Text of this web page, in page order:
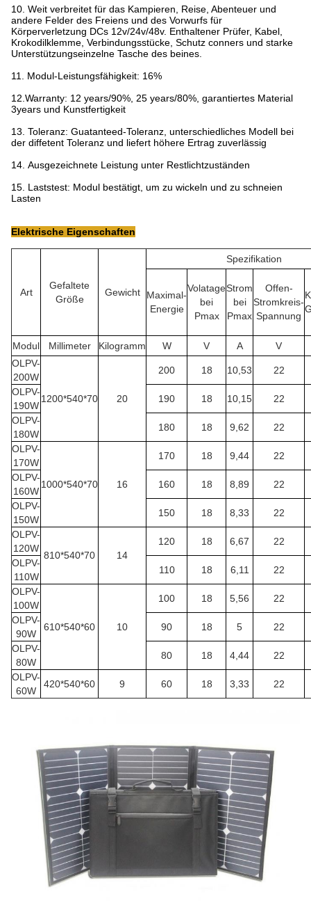
10. Weit verbreitet für das Kampieren, Reise, Abenteuer und
andere Felder des Freiens und des Vorwurfs für
Körperverletzung DCs 12v/24v/48v. Enthaltener Prüfer, Kabel,
Krokodilklemme, Verbindungsstücke, Schutz conners und starke
Unterstützungseinzelne Tasche des beines.
11. Modul-Leistungsfähigkeit: 16%
12.Warranty: 12 years/90%, 25 years/80%, garantiertes Material
3years und Kunstfertigkeit
13. Toleranz: Guatanteed-Toleranz, unterschiedliches Modell bei
der diffetent Toleranz und liefert höhere Ertrag zuverlässig
14. Ausgezeichnete Leistung unter Restlichtzuständen
15. Laststest: Modul bestätigt, um zu wickeln und zu schneien
Lasten
Elektrische Eigenschaften
Art
Gefaltete
Größe
Gewicht
Spezifikation
Maximal-
Energie
Volatage
bei
Pmax
Strom
bei
Pmax
Offen-
Stromkreis-
Spannung
Modul Millimeter Kilogramm W V A
V
OLPV-
200W
1200*540*70
20
200 18 10,53
22
OLPV-
190W
190 18 10,15
22
OLPV-
180W
180 18 9,62
22
OLPV-
170W
1000*540*70
16
170 18 9,44
22
OLPV-
160W
160 18 8,89
22
OLPV-
150W
150 18 8,33
22
OLPV-
120W
810*540*70 14
120 18 6,67
22
OLPV-
110W
110 18 6,11
22
OLPV-
100W
610*540*60
10
100 18 5,56
22
OLPV-
90W
90 18 5
22
OLPV-
80W
80 18 4,44
22
OLPV-
60W
420*540*60 9 60 18 3,33 22